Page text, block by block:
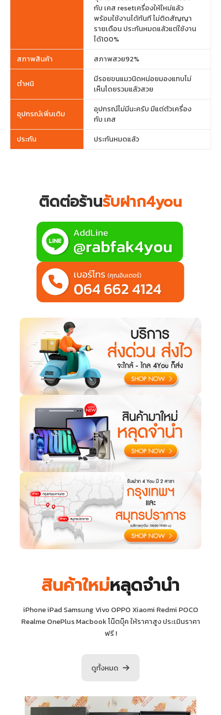
กับ เคส resetเครื่องให้ใหม่แล้ว
พร้อมใช้งานได้ทันที ไม่ติดสัญญา
รายเดือน ประกันหมดแล้วแต่ใช้งาน
ได้100%
สภาพสินค้า
สภาพสวย92%
ตำหนิ
มีรอยขนแมวนิดหน่อยมองแทบไม่
เห็นโดยรวมแล้วสวย
อุปกรณ์เพิ่มเติม
อุปกรณ์ไม่มีนะครับ มีแต่ตัวเครื่อง
กับ เคส
ประกัน
ประกันหมดแล้ว
ติดต่อร้านรับฝาก4you
สินค้าใหม่หลุดจำนำ
iPhone iPad Samsung Vivo OPPO Xiaomi Redmi POCO
Realme OnePlus Macbook โน๊ตบุ๊ค ให้ราคาสูง ประเมินราคา
ฟรี !
ดูทั้งหมด